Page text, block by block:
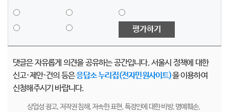
평가하기
댓글은 자유롭게 의견을 공유하는 공간입니다. 서울시 정책에 대한
신고·제안·건의 등은응답소 누리집(전자민원사이트)을 이용하여
신청해주시기 바랍니다.
상업성 광고, 저작권 침해, 저속한 표현, 특정인에 대한 비방, 명예훼손,